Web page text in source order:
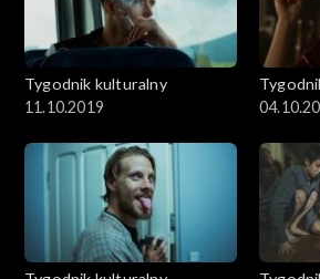
Tygodnik kulturalny
11.10.2019